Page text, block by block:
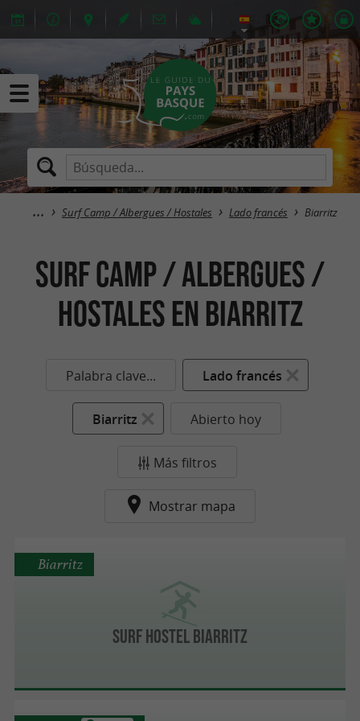
Surf Camp / Albergues / Hostales Lado francés Biarritz
Surf Camp / Albergues /
Hostales en Biarritz
Palabra clave... Lado francés
Biarritz Abierto hoy
Más filtros
Mostrar mapa
Surf Hostel Biarritz
Biarritz